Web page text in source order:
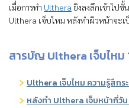
เมื่อการทำ Ulthera ยิงลงลึกเข้าไป
Ulthera เจ็บไหม หลังทำผิวหน้าจะเ
สารบัญ Ulthera เจ็บไหม
Ulthera เจ็บไหม ความรู้สึกร
หลังทำ Ulthera เจ็บหน้ากี่วัน